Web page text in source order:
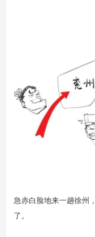
急赤白脸地来一趟徐州
了。